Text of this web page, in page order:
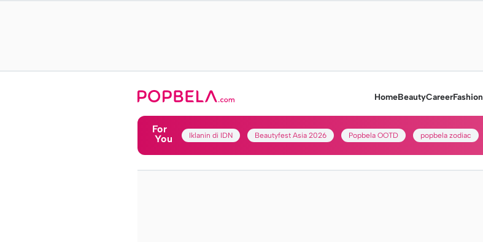
HomeBeautyCareerFashion
For
You
Iklanin di IDN Beautyfest Asia 2026 Popbela OOTD popbela zodiac